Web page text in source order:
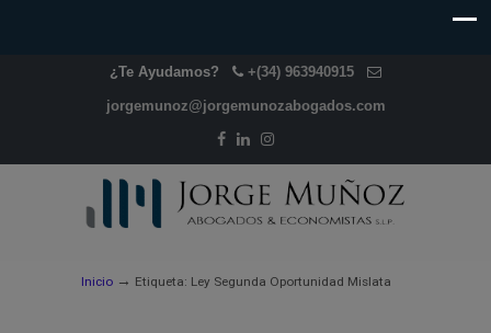
¿Te Ayudamos? +(34) 963940915
jorgemunoz@jorgemunozabogados.com
Inicio → Etiqueta: Ley Segunda Oportunidad Mislata